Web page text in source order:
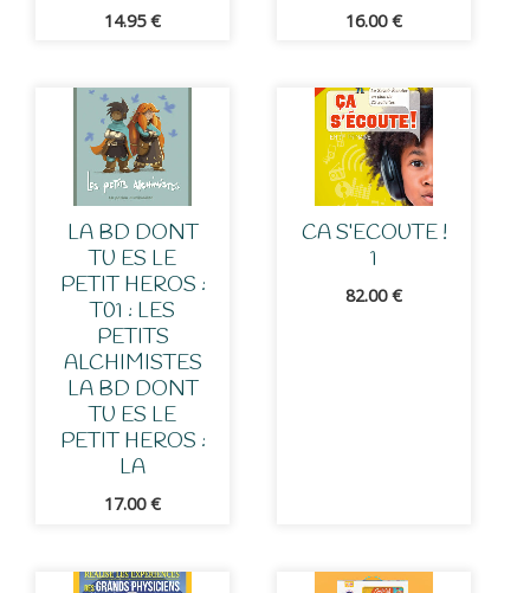
14.95€ 16.00€
LA BD DONT
TU ES LE
PETIT HEROS :
T01 : LES
PETITS
ALCHIMISTES
LA BD DONT
TU ES LE
PETIT HEROS :
LA
17.00€
CA S’ECOUTE !
1
82.00€